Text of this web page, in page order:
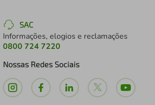
SAC
Informações, elogios e reclamações
0800 724 7220
Nossas Redes Sociais